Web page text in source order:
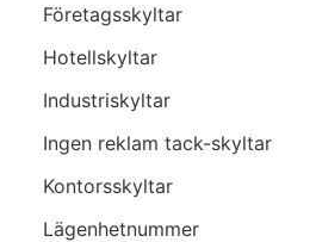
Företagsskyltar
Hotellskyltar
Industriskyltar
Ingen reklam tack-skyltar
Kontorsskyltar
Lägenhetnummer